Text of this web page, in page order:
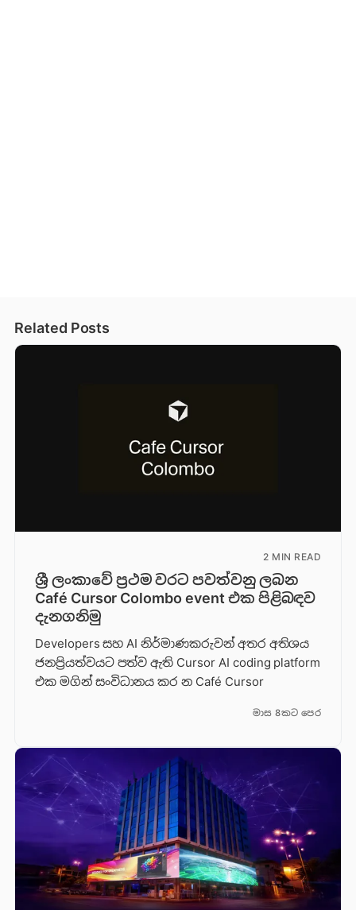
Related Posts
2 MIN READ
ශ්‍රී ලංකාවේ ප්‍රථම වරට පවත්වනු ලබන
Café Cursor Colombo event එක පිළිබඳව
දැනගනිමු
Developers සහ AI නිර්මාණකරුවන් අතර අතිශය
ජනප්‍රියත්වයට පත්ව ඇති Cursor AI coding platform
එක මගින් සංවිධානය කර න Café Cursor
මාස 8කට පෙර